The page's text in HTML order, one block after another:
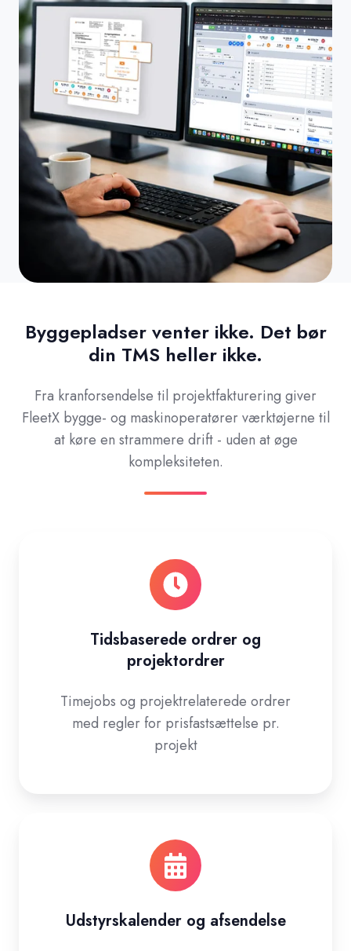
Byggepladser venter ikke. Det bør
din TMS heller ikke.
Fra kranforsendelse til projektfakturering giver
FleetX bygge- og maskinoperatører værktøjerne til
at køre en strammere drift - uden at øge
kompleksiteten.
Tidsbaserede ordrer og
projektordrer
Timejobs og projektrelaterede ordrer
med regler for prisfastsættelse pr.
projekt
Udstyrskalender og afsendelse